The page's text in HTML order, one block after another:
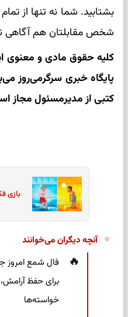
بشتابید. شما نه تنها از
شخص مقابلتان هم آگاهی
کلیه حقوق مادی و
پایگاه خبری سرگرمی‌روز
کتبی از مدیرمسئول مجاز
بازی
آنچه دیگران می‌خوانند
برای حفظ
خواسته‌ها